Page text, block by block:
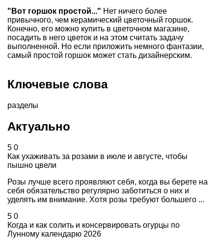
"Вот горшок простой..." Нет ничего более
привычного, чем керамический цветочный горшок.
Конечно, его можно купить в цветочном магазине,
посадить в него цветок и на этом считать задачу
выполненной. Но если приложить немного фантазии,
самый простой горшок может стать дизайнерским.
Ключевые слова
разделы
Актуально
5 0
Как ухаживать за розами в июле и августе, чтобы
пышно цвели
Розы лучше всего проявляют себя, когда вы берете на
себя обязательство регулярно заботиться о них и
уделять им внимание. Хотя розы требуют большего ...
5 0
Когда и как солить и консервировать огурцы по
Лунному календарю 2026